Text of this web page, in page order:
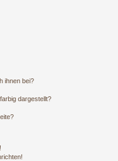
ihnen bei?
dargestellt?